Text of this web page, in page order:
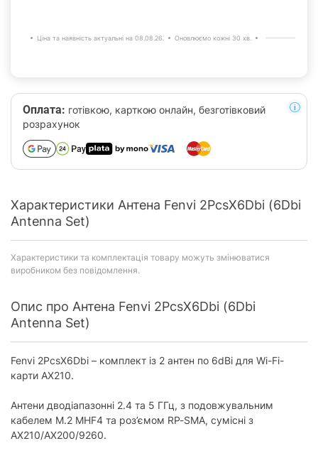
Ціна та наявність актуальні на 08.08.26. Оновлюємо кожні 30 хв.
Оплата: готівкою, карткою онлайн, безготівковий
розрахунок
Характеристики Антена Fenvi 2PcsX6Dbi (6Dbi
Antenna Set)
Характеристики та комплектація товару можуть змінюватися
виробником без повідомлення.
Опис про Антена Fenvi 2PcsX6Dbi (6Dbi
Antenna Set)
Fenvi 2PcsX6Dbi – комплект із 2 антен по 6dBi для Wi-Fi-
карти AX210.
Антени дводіапазонні 2.4 та 5 ГГц, з подовжувальним
кабелем M.2 MHF4 та роз’ємом RP-SMA, сумісні з
AX210/AX200/9260.